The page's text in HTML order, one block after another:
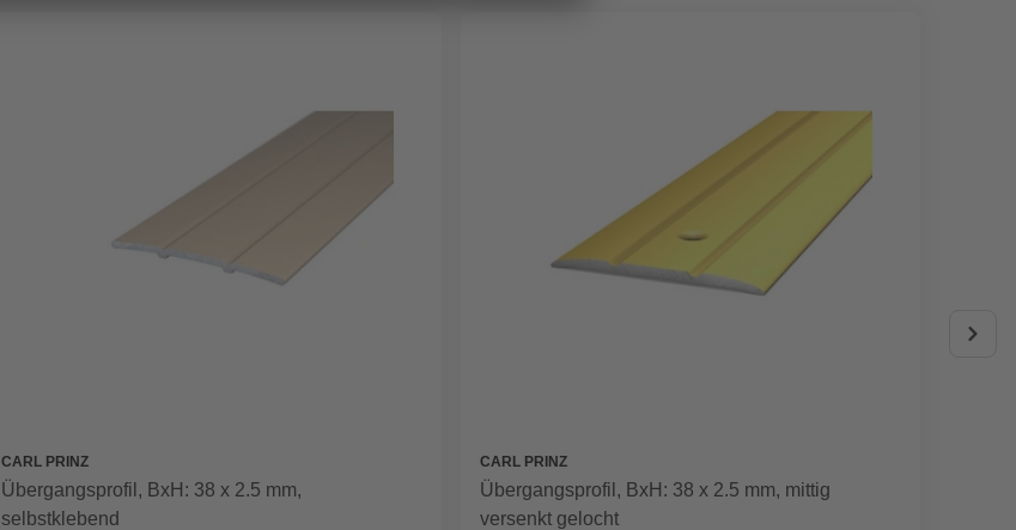
CARL PRINZ
Übergangsprofil, BxH: 38 x 2.5 mm,
selbstklebend
CARL PRINZ
Übergangsprofil, BxH: 38 x 2.5 mm, mittig
versenkt gelocht